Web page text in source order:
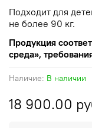
Наличие: В наличии
18 900.00
Подходит для
не более 90 кг.
Продукция
среда»,